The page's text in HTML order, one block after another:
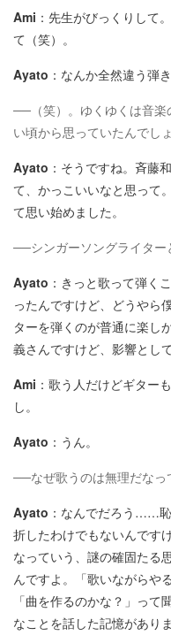
Ami ：先生がびっくりし
て（笑）。
Ayato ：なんか全然違う弾
──（笑）。ゆくゆくは音楽
い頃から思っていたんでしょ
Ayato ：そうですね。斉藤
て、かっこいいなと思って
て思い始めました。
──シンガーソングライター
Ayato ：きっと歌って弾く
ったんですけど、どうやら
ターを弾くのが普通に楽し
義さんですけど、影響とし
Ami ：歌う人だけどギター
し。
Ayato ：うん。
──なぜ歌うのは無理だなっ
Ayato ：なんでだろう……
折したわけでもないんです
なっていう、謎の確固たる
んですよ。「歌いながらや
「曲を作るのかな？」っ
なことを話した記憶がありま